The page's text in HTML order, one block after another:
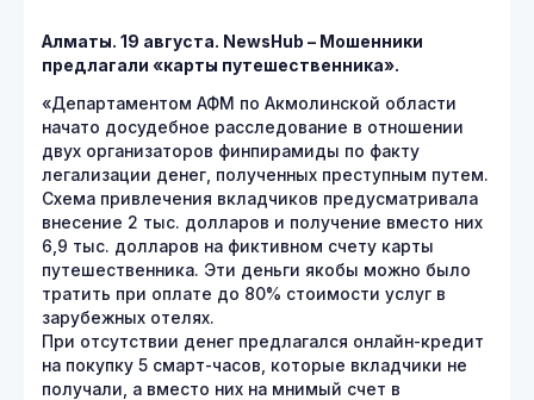
Алматы. 19 августа. NewsHub – Мошенники
предлагали «карты путешественника».
«Департаментом АФМ по Акмолинской области
начато досудебное расследование в отношении
двух организаторов финпирамиды по факту
легализации денег, полученных преступным путем.
Схема привлечения вкладчиков предусматривала
внесение 2 тыс. долларов и получение вместо них
6,9 тыс. долларов на фиктивном счету карты
путешественника. Эти деньги якобы можно было
тратить при оплате до 80% стоимости услуг в
зарубежных отелях.
При отсутствии денег предлагался онлайн-кредит
на покупку 5 смарт-часов, которые вкладчики не
получали, а вместо них на мнимый счет в